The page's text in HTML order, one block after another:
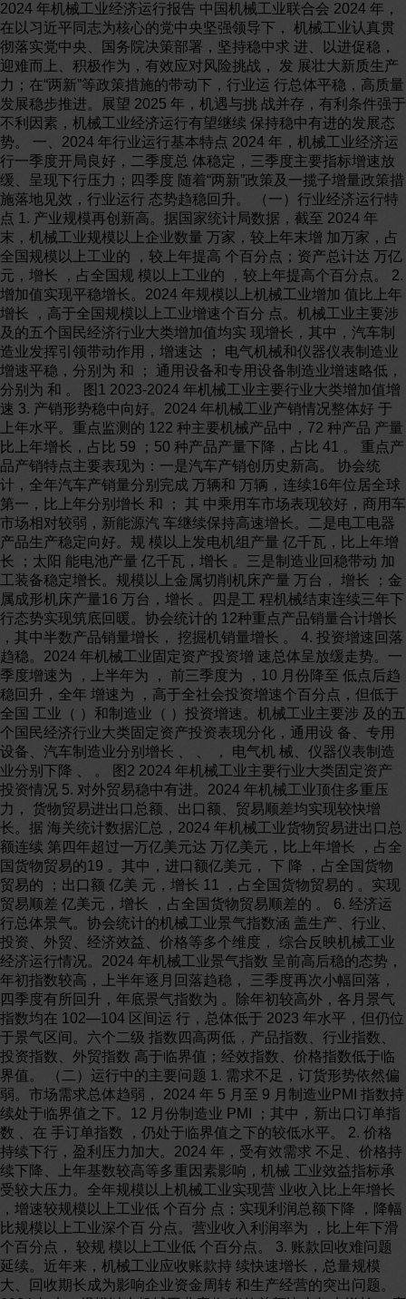
2024 年机械工业经济运行报告 中国机械工业联合会 2024 年，在以习近平同志为核心的党中央坚强领导下， 机械工业认真贯彻落实党中央、国务院决策部署，坚持稳中求 进、以进促稳，迎难而上、积极作为，有效应对风险挑战， 发 展壮大新质生产力；在“两新”等政策措施的带动下，行业运 行总体平稳，高质量发展稳步推进。展望 2025 年，机遇与挑 战并存，有利条件强于不利因素，机械工业经济运行有望继续 保持稳中有进的发展态势。 一、2024 年行业运行基本特点 2024 年，机械工业经济运行一季度开局良好，二季度总 体稳定，三季度主要指标增速放缓、呈现下行压力；四季度 随着“两新”政策及一揽子增量政策措施落地见效，行业运行 态势趋稳回升。 （一）行业经济运行特点 1. 产业规模再创新高。据国家统计局数据，截至 2024 年末，机械工业规模以上企业数量 万家，较上年末增 加万家，占全国规模以上工业的 ，较上年提高 个百分点；资产总计达 万亿元，增长 ，占全国规 模以上工业的 ，较上年提高个百分点。 2. 增加值实现平稳增长。2024 年规模以上机械工业增加 值比上年增长 ，高于全国规模以上工业增速个百分 点。机械工业主要涉及的五个国民经济行业大类增加值均实 现增长，其中，汽车制造业发挥引领带动作用，增速达 ； 电气机械和仪器仪表制造业增速平稳，分别为 和 ； 通用设备和专用设备制造业增速略低，分别为 和 。 图1 2023-2024 年机械工业主要行业大类增加值增速 3. 产销形势稳中向好。2024 年机械工业产销情况整体好 于上年水平。重点监测的 122 种主要机械产品中，72 种产品 产量比上年增长，占比 59 ；50 种产品产量下降，占比 41 。 重点产品产销特点主要表现为：一是汽车产销创历史新高。 协会统计，全年汽车产销量分别完成 万辆和 万辆，连续16年位居全球第一，比上年分别增长 和 ； 其 中乘用车市场表现较好，商用车市场相对较弱，新能源汽 车继续保持高速增长。二是电工电器产品生产稳定向好。规 模以上发电机组产量 亿千瓦，比上年增长 ；太阳 能电池产量 亿千瓦，增长 。三是制造业回稳带动 加工装备稳定增长。规模以上金属切削机床产量 万台， 增长 ；金属成形机床产量16 万台，增长 。四是工 程机械结束连续三年下行态势实现筑底回暖。协会统计的 12种重点产品销量合计增长 ，其中半数产品销量增长， 挖掘机销量增长 。 4. 投资增速回落趋稳。2024 年机械工业固定资产投资增 速总体呈放缓走势。一季度增速为 ，上半年为 ， 前三季度为 ，10 月份降至 低点后趋稳回升，全年 增速为 ，高于全社会投资增速个百分点，但低于全国 工业（ ）和制造业（ ）投资增速。机械工业主要涉 及的五个国民经济行业大类固定资产投资表现分化，通用设 备、专用设备、汽车制造业分别增长 、 、 ， 电气机 械、仪器仪表制造业分别下降 、 。 图2 2024 年机械工业主要行业大类固定资产投资情况 5. 对外贸易稳中有进。2024 年机械工业顶住多重压力， 货物贸易进出口总额、出口额、贸易顺差均实现较快增长。据 海关统计数据汇总，2024 年机械工业货物贸易进出口总额连续 第四年超过一万亿美元达 万亿美元，比上年增长 ，占全国货物贸易的19 。其中，进口额亿美元， 下 降 ，占全国货物贸易的 ；出口额 亿美 元，增长 11 ，占全国货物贸易的 。实现贸易顺差 亿美元，增长 ，占全国货物贸易顺差的 。 6. 经济运行总体景气。协会统计的机械工业景气指数涵 盖生产、行业、投资、外贸、经济效益、价格等多个维度， 综合反映机械工业经济运行情况。2024 年机械工业景气指数 呈前高后稳的态势，年初指数较高，上半年逐月回落趋稳， 三季度再次小幅回落，四季度有所回升，年底景气指数为 。除年初较高外，各月景气指数均在 102—104 区间运 行，总体低于 2023 年水平，但仍位于景气区间。六个二级 指数四高两低，产品指数、行业指数、投资指数、外贸指数 高于临界值；经效指数、价格指数低于临界值。 （二）运行中的主要问题 1. 需求不足，订货形势依然偏弱。市场需求总体趋弱， 2024 年 5 月至 9 月制造业PMI 指数持续处于临界值之下。12 月份制造业 PMI ；其中，新出口订单指数 、在 手订单指数 ，仍处于临界值之下的较低水平。 2. 价格持续下行，盈利压力加大。2024 年，受有效需求 不足、价格持续下降、上年基数较高等多重因素影响，机械 工业效益指标承受较大压力。全年规模以上机械工业实现营 业收入比上年增长 ，增速较规模以上工业低 个百分 点；实现利润总额下降 ，降幅比规模以上工业深个百 分点。营业收入利润率为 ，比上年下滑个百分点， 较规 模以上工业低 个百分点。 3. 账款回收难问题延续。近年来，机械工业应收账款持 续快速增长，总量规模大、回收期长成为影响企业资金周转 和生产经营的突出问题。2024 年末，规模以上机械工业应收 账款总额比上年末增长 ，应收账款平均回收期为 天，高于规模以上工业 天。 4. 外贸市场不确定因素增多。受全球供应链修复形成贸 易挤压，发达经济体复苏放缓，贸易保护主义、地缘政治冲 突不断加剧等多重因素影响，机械工业外需市场压力持续。 一是部分前几年出口快速增长的产品明显放缓或下滑，拖拉 机、挖掘机、锂离子电池、光伏产品出口金额均下降。二是 越来越多的机械产品成为国际贸易争端的目标。2024 年，美 国宣布对中国电动汽车（从25 升至 100 ）、电动汽车锂离子 电池（从 升至25 ）、电池零部件（从 升至25 ）、太阳 能电池（从25 升至50 ）、船岸起重机（从0 升至25 ） 等产 品加征关税；欧盟宣布对从中国进口的电动汽车加征最高 的额外关税，对高空作业平台征收最高 的临时倾 销税；欧委会部分国家对中国风力涡轮机供应商开展调查； 俄罗斯再次上调进口设备回收费，进口汽车及挂车设备 的回收费平均涨幅80 ，未来还将逐年提高10 —20 。三是 美国新一届领导人上台及其后续执政政策的变化，可能会给 机械工业的发展环境和对外贸易带来更大的风险挑战和不 确 定性。 二、主要分行业运行情况 （一）汽车产销、出口创新高，新能源与自主品牌齐发 力 2024 年我国汽车产销量、出口量均创历史新高。乘用车 市场稳健增长，商用车市场整体需求不足，行业转型压力较 大。协会统计数据显示，2024 年，全国汽车产销分别完成 万辆和万辆，比上年分别增长 和 ， 产销量连续 16 年稳居全球第一。其中，新能源汽车产销分 别完成 万辆和 万辆，首次突破千万辆大关， 分别增长 和 。 行业运行亮点具体表现为：一是“两新”政策持续发力， 激发 汽车市场消费活力。2024 年，全国汽车报废和置换更新超过 650 万辆；新能源乘用车国内市场渗透率从 6 月开始连 续7个月超过50 。二是出口市场表现强劲。2024年汽车出 口持续增长，全年出口量达到 万辆，比上年增长 ， 出口成为拉动整体销量的重要力量。三是自主品牌乘用车表 现出色，为稳住汽车消费基本盘发挥积极作用。2024 年，我国 乘用车产销分别完成 万辆和 万辆，分别增 长 和 。其中，中国品牌乘用车销量占有率为 ， 较上年上升 个百分点。自主品牌市场份额的提升，得益于 其在技术创新、产品质量、品牌建设等方面的不断努力。一 方面自主品牌通过加大研发投入，推出一系列具有竞争力的 产品，满足了消费者对汽车的多样化需求；另一方面自主品 牌更加注重品牌建设，通过提升形象、加强宣传等方式， 提高了品牌知名度和美誉度。 （二）能源转型加速，清洁能源建设成效显著 2024 年我国电力需求稳步提升，可再生能源快速发展。 国家能源局数据显示，截至 2024 年底，全国累计发电装机 容量约亿千瓦，比上年末增长 。其中，并网太阳 能发电装机容量约 亿千瓦，增长 ；并网风电装机 容量约 亿千瓦，增长 。 行业发展主要特点表现为：一是绿色转型步伐持续加快。 2024 年，我国风电和太阳能发电合计新增装机 亿千瓦， 占新增发电装机总容量的比重达到 。至2024年底，以 风电、太阳能发电为主的新能源发电装机规模达到 亿 千瓦，首次超过火电装机规模。二是电力投资保持两位数增 长。作为经济稳增长的重要领域，2024 年我国电力投资规模 实现较快增长，叠加新能源产业的发展，电气设备行业整体 依旧维持高景气度。国家能源局数据显示，2024 年我国电源 工程投资比上年增长 ，电网工程投资增长 。三 是新型储能发展迅速。截至 2024 年底全国已建成投运新型 储能项目累计装机规模达 7376 万千瓦/ 亿千瓦时，约为“十 三五”末的20倍，较2023年底增长超过130 。从单站装机规模 看，新型储能电站逐步呈现集中式、大型化趋势。截至 2024 年底，10 万千瓦及以上项目装机占比 ，较 2023 年提高约 10 个百分点。从储能时长看，4 小时及以上 新型储能电站项目逐步增加，装机占比 ，较2023年底 提高约 3 个百分点。 （三）技术突破与绿色发展引领石化装备行业效益稳步 增长 2024 年，我国石油和化工装备产业聚焦创新驱动、产业 升级、绿色发展等，加快自主研发步伐，锻造出一大批石化 重器，突破并掌握了多项核心先进技术，为石化行业可持续、 高质 量发展提供了有力的装备支撑。 行业发展主要特点表现为：一是行业经济运行基本稳定。 石 化通用设备行业营业收入、利润总额连续四年保持增长， 显 示出行业整体运行的基本稳定。二是行业投资有所分化。国家 统计局数据显示，2024 年，石油和天然气开采业固定资 产投资 增速由上年增长 转为下降 ；化学原料和化 学制品制造 业投资增长 ，增速较上年回落 个百分点； 石油、煤炭及 其他燃料加工业投资增速由上年下降转为增长 。三是重大技术装备实现新突破。2024 年我国自研地 震勘探装备实现突破，并相继在多个海域实现规模化应用， 标志着我国海上油气勘探开发迈入高精度探测新时代；“海 基二号”和“海葵一号”的投用，大幅降低工程建设和生产成 本，带动中国高端海洋装备高速发展。同时，油气勘探开发 与新能源加快融合，持续推动生产用能清洁替代、新能源规 模化利用，为油气上游高质量发展“增绿添新”。 （四）机床市场需求回暖，出口向好与市场竞争加剧并 存 国家统计局数据显示，2024 年我国规模以上金属切削机 床产量 万台，比上年增长 ；金属成形机床产量 万台，增长 。 行业运行呈现以下特点：一是行业市场需求回暖，订单 总量保持增长。随着政策有效落地，机床工具行业主机产品 产 需两端都呈现增长。协会重点联系企业数据显示，金属切 削机 床和金属成形机床的新增订单、在手订单都表现为增长。 二是出 口增长，进口继续下降。在全球制造业向高端化、智 能化、绿 色化方向发展，新兴经济体工业化进程加速，终端 客户供应链 策略调整等多重因素叠加的环境下，众多行业企 业积极融入全 球化产业链和供应链。海关数据显示，2024 年机床工具行业出口 额亿美元，比上年增长 ；其中： 金属加工机床出口额 亿美元，增长 ；金属成型机 床出口额 亿美元，增长 .三是市场竞争加剧，利 润空 间持续收窄。虽然机床工具高端产品需求保持增长态势， 但传统 用户领域的有效需求不足，叠加中低端产品同质化严重，“内 卷式竞争”加剧，利润空间被进一步压缩。 （五）重型机械行业转型加速，外贸规模创新高 2024 年，重型机械市场需求呈现分化态势。一方面，受 宏 观经济下行压力影响，部分传统领域如冶金机械需求下滑； 另一方 面，矿山机械增长较好，有色金属矿的开采需求增加， 拉动了矿 山机械产品需求增长。 行业运行主要特点：一是行业加速转型。我国矿业向“集 约”“绿色”“高效”转变，智能化是必由之路。矿山机械企业持续推 进产品研发，不断优化矿山机械产业核心技术，陆续推出适应 不同环境和场景的矿山机械产品，行业加速数字化、智能化转 型发展。二是投资前景向好。2024，采矿业固定资产投资比 上年增长 ，其中煤炭开采和洗选业、有色金属矿采选业、 黑色金属矿采选业、非金属矿采选业的固定资产投资增速分 别增长 、 、 、 。三是出口市场不断扩大。 2024 年，国产重型机械企业在技术创新、产品质量和服务水平 等方面不断提升，深获海外客户的广泛认可，逐步建立起全球 品牌影响力。海关数据显示，2024 年重型机械行业实现进出 口总额 亿美元，比上年增长 。其中，出口额 亿美元，增长 。主要产品中， 矿山专用设备出口 亿美元，增长 ；起重机出口 亿美元，增长 ；装卸桥出口 亿美元，增长 ； 输送机械出口 亿美元，增长 。 （六）工程机械内需市场改善，电动化趋势起步 经历市场低迷后，2024 年工程机械行业运行表现出筑底 回暖。国家统计局数据显示，规模以上挖掘机产量为 万台，比上年增长 。协会数据显示，2024 年 12 种工 程机械产品合计销量增长 ，其中挖掘机、装载机销量均 由上年下降转为增长。 行业运行特点表现为：一是市场表现分化。一方面国内 需求改善，海外市场增速放缓。以挖掘机为例，得益于国内 基础设施建设的持续投入，以及存量设备更新动能，2024 年国 内挖掘机销量比上年增长 ，而出口量下降 。另一方面产 品分化明显。2024 年挖掘机、装载机市场迎来转机， 销量由负 转正；而受市场需求不足，与房地产行业深度绑定的塔机和起 重机，行业由增量市场转变为存量市场，大批量的老旧设备无 法出清。二是电动工程机械增长显著。2024 年， 工程机械新能 源产业发展迅猛，产品渗透率持续上扬，以电动装载机、叉车、 升降工作平台等为代表的电动工程机械增长显著。协会数据显 示，2024 年电动装载机销量比上年增长 240 ，渗透率超过了 10 。同时，电动搅拌车市场渗透率超 过 50 ，高空作业机械电动化市场渗透率90 以上。在全球 工程机械电动化率尚处于初期的背景下，国内主机厂凭借在 电动化领域的先发优势，有望在电动化浪潮中率先受益，抢 占 市场先机。三是产业出海呈现出积极变化。2024 年，尽管出 口增速有所放缓，但出口规模仍处于历史高位。海关数据显示， 2024 年工程机械行业出口额 亿美元，比上年增长 ， 贸易顺差达 亿美元。行业内企业已实现从单一营销链 到基于“研产供销服融”的全价值链“出海”，出海市场也正从东 南亚、南美、非洲、中东等地向欧美、日韩 等发达国家与地 区跃升，逐步抢占高端市场。 （七）农机行业运行低位改善 2024 年，我国农业机械行业在挑战中前行，整体呈现出 低位改善态势。从市场运行情况来看，尽管农机行业总体产 量较前一年有所下滑，但部分企业效益却逆势增长，行业格 局不断优化。 行业运行特点表现为：一是政策支持力度的加大为农机 行业的低位改善提供了有力保障。2024 年，国家进一步扩大 和提升了老旧农机的报废补贴政策，鼓励农民和农业生产经营 组织报废更新老旧农机，有效刺激市场活力，为行业低位改善 提供了保障。二是重大技术装备取得新突破。2024 年全球最大 600 马力混动拖拉机研制成功，打破了农机动力传动和液压电 控等关键核心技术瓶颈，同时将新能源汽车理念跨界融入农机 装备领域，推动传统农机向智能农机升级，助力农业从机械 化向智能化转型。三是多种农机产品出口实现快速增长。近 年来，我国农机企业不断提升产品的附加值，尤其是在东南 亚、南亚等地区市场竞争力进一步提升。2024 年收获、植保、 饲养等农机产品出口金额均实现两位数增长。 （八）机器人产量稳步上升，产业集聚进展显著 作为智能化升级的代表性产品，2024 年我国机器人行业 快速发展，各类产品生产形势良好、产量创新高，自主品牌 市 场表现突出。 行业运行特点表现为：一是机器人产业整体保持稳步上 升。国家统计局数据显示，受下游行业回暖带动，工业机器 人 整体稳中有进，规模以上产量达到 万套，比上年增 长 ，再创新高；同时，随着新兴应用场景的拓展，服 务机器人市场需求日益旺盛，全年产量 万套，增长 。二是机器人产业聚集发展。2024 年，我国机器人产 业在区域聚集、企业数量和技术发展等方面取得显著进展。 从区域分布来看，广东省成为全国最大的智能机器人产业聚 集区。此外，山东、江苏、浙江等沿海地区也聚集了大量机 器人制造企业，形成了良好的产业生态环境。三是技术实力 稳步增强。多元信息融合感知、人机自然交互等前沿技术不 断取得突破；减速器、控制器、伺服系统等关键部件日益完 善；焊接、喷涂等工业机器人，手术、物流等服务机器人， 整机性能和安全水平持续提升。 （九）内燃机市场需求分化 2024 年伴随政策累积效应持续显现，各地及企业促销活 动持续发力，终端市场拉动，叠加企业年底冲刺，推动销量 持续回升向好。协会数据显示，2024 全年内燃机销量比上年 增长 。 行业运行特点表现为：一是市场需求结构分化。由于能 源结构转型带来的不利影响在加深，传统能源市场空间受到 挤压。终端方面，乘用车市场表现持续走强，商用车市场表 现 相对疲弱，工程机械销量形势依然较为严峻。协会数据显示， 2024 年商用车用与工程机械用内燃机销量分别比上年下降 和 ；二是竞争格局变化。一方面，传统内燃机企业 不断加大研发投入，提升产品性能和质量，拓展市场份 额，部 分企业通过技术创新和多元化布局稳固市场地位；另 一方面， 新进入者和跨界企业带来新的技术和商业模式，加 剧竞争。如比亚迪等新能源汽车企业涉足混合动力领域，与 传 统内燃机企业在相关市场形成竞争；博世成立商用车集团， 研发 用于卡车和工程车辆的氢内燃机；吉利与雷诺成立合资 公司, 改进内燃机效率,推动车辆电气化。 三、行业发展中的亮点 2024 年机械工业坚持科技创新和绿色发展，加快培育新 动能新优势，积极推进高端化、智能化、绿色化、融合化发 展，行业高质量发展和转型升级亮点纷呈。 （一）科技创新推动产业基础提升 一是创新能力稳步提升。2024 年新批准建设行业创新平 台 33 家，累计挂牌运行和批准建设的行业创新平台已达 290 家，完成 400 余项技术装备鉴定，行业科技奖授奖项目达 430 项。二是质量标准不断增强。机械工业聚焦“产业基础高级 化、产业链现代化”攻坚战，持续加快构建推动行业高质量 发展的质量标准体系，2024 年新增行业质检机构 4 家、总数达 257 家，完成各类实验室评审 200 多家次，完成 1227 项 行业标准制修订，推进标准国际化项目 313 项。三是产业链 供应链韧性和安全水平持续提升。机械工业聚焦产业链供应 链的关键环节和短板弱项，加快推进关键核心技术和设备的 自主研发，着力提升产业链供应链韧性和安全水平，基础领 域 自主研发成果不断涌现。如全球首台 25 兆瓦级风电主轴轴 承和齿轮箱轴承、全球最大打桩船主油缸等成功下线，世界 首台 500 兆瓦冲击式水电机组配水环管、球阀铸钢件完工 交付，高铁、核电装备用高性能紧固件开发及产业化填补国 内空白，无级变速、动力换挡技术及产品取得突破并产业化 应用，自主知识产权核电站应急柴油发电机组“核柴一号” 正 式发布，核级气动止回阀、百万千瓦以上核电机组用大容量 发电机断路器研制成功，1000 千瓦级民用涡轴发动机取得型 号合格证等。 （二）绿色低碳转型成效显著 一是新能源汽车继续高歌猛进。2024 年新能源汽车产销 量突破 1200 万辆，分别达到 万辆和 万辆， 连续10年居全球首位，比上年分别增长 和 ，新 能源汽车新车销量占汽车新车总销量的比重达 ，比上 年提高 个百分点。二是清洁能源装备快速发展，助推我 国能源绿色低碳转型和新型能源体系建设。2024 年发电机组 产量中，风电机组产量占比超过一半；2024 年全国可再生能 源发电新增装机 亿千瓦，比上年增长23 ，占电力新增 装机的 86 ，其中风电新增 亿千瓦，太阳能发电新增 亿 千瓦。三是传统产业绿色转型步伐加快，先进绿色智能产品 持续研制应用。农业机械中，新能源拖拉机、智能化拖拉 机、高自动化联合收割机等产品应用步伐显著加快，无人驾 驶农机、无人植保机、无人插秧机、无人联合收割机等智能 装备不断涌现；工程机械中，装载机、搅拌车、矿用卡车、 高空作业平台等产品电动化替代趋势强劲，如电动装载机 2024年销量增长倍、渗透率达 ，部分地区渗透率 超过 6 成。 （三）数转智改激发产业新动能 一是智能工厂竞相涌现。2024 年 80 多家机械企业入选 我国首批卓越级智能工厂项目名单；6 座机械企业智能工厂 入选全球“灯塔”工厂，机械工业累计入选数量达 24 座， 占我国“灯塔”工厂总量的 30 ；规上企业数字化研发设计 工具普及率超过 80 ，示范工厂研制周期平均缩短近 30 。 二是智能制造装备快速发展。2024 年规模以上工业机器人产 量达万套，比上年增长 ，再创新高。三是智能网 联汽车蓬勃发展。人工智能、大数据、5G 通信等新技术的应 用加速了汽车的智能化发展，技术创新和应用场景不断丰富， 智 能辅助驾驶、人机交互技术、智慧灯光系统等技术快速进 步 并从高档车向大众用车普及，L2 级辅助驾驶乘用车渗透率 显 著提升。 （四）重大技术装备取得新突破 机械工业积极推进协同创新、开展联合攻关，一批重大 技术装备实现新突破。自主研制的 300 兆瓦级F 级重型燃气轮 机取得里程碑进展，先后完成样机总装下线、点火、满负荷试 验，突破了 90 余项关键技术，是我国自主研制的功率最大、 技术等级最高的燃气轮机。拥有完全自主知识产权的全球最大 26 兆瓦级海上风力发电机组下线，机组的发电机、叶片、轴承、 电控系统等关键部套技术均达到了世界领先水平。16 米以上超 大直径盾构机“山河号”“江海号”接连下 线应用，标志着我国在 16 米级超大直径盾构机研制和应用 领域实现新跨越，已形成超大直径盾构机全产业链产业化发 展能力。防城港“华龙一号”示范工程全面建成，带动上下 游 5400 多家核电设备企业实现 400 多项关键设备自主化， 有力促进我国核电产业链韧性和实力的提升。全球最大 600 马力混动拖拉机研制成功，推动传统农机向智能农机升级， 助力农业从机械化向智能化转型。全球最大单套年产 100 万 吨丙烷脱氢项目投产，实现了反应器特阀、产品气压缩机、50 兆瓦 正压防爆电机、169 兆瓦空气加热炉、轴流泵等多项设备创新。 （五）外贸出口结构继续优化 2024 年我国机械工业外贸出口再创新高，外贸增长动能、 贸易结构等方面继续优化。一是多元共进的外贸市场新格局 进 一步巩固。2024 年机械工业对“一带一路”共建国出口额 比上年增长 14 ，占机械工业出口总额的 ，比重较上 年提高 个百分点；对东盟、非洲、拉丁美洲出口额分别 增长 、 、 ，增速均明显快于机械工业总体水 平。二是主机、整机类产品出口保持较好增长态势，通用机